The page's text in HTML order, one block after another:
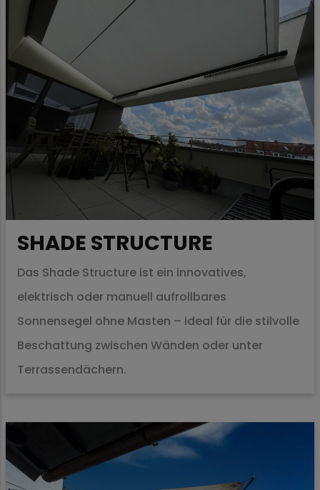
SHADE STRUCTURE
Das Shade Structure ist ein innovatives,
elektrisch oder manuell aufrollbares
Sonnensegel ohne Masten – ideal für die stilvolle
Beschattung zwischen Wänden oder unter
Terrassendächern.